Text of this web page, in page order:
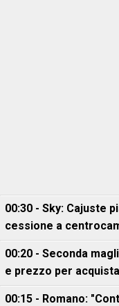
00:30 - Sky: Cajuste
cessione a
00:20 - Seconda
e prezzo per
00:15 - Romano: